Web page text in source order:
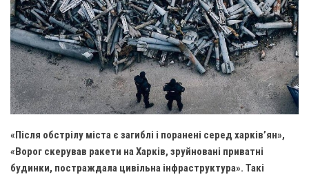
Парафія Різдва Пресвятої Богородиці м. Берестин
(Красноград)
Парохії Полтавської області
Пресвятої Трійці (м. Полтава)
Всіх Святих українського народу (м. Полтава)
Архистратига Михаїла (с. Пригарівка)
Благовіщення Пресвятої Богородиці (с. Шевченки)
Рух pro-life
«Після обстрілу міста є загиблі і поранені серед харків’ян»,
«Ворог скерував ракети на Харків, зруйновані приватні
будинки, постраждала цивільна інфраструктура». Такі